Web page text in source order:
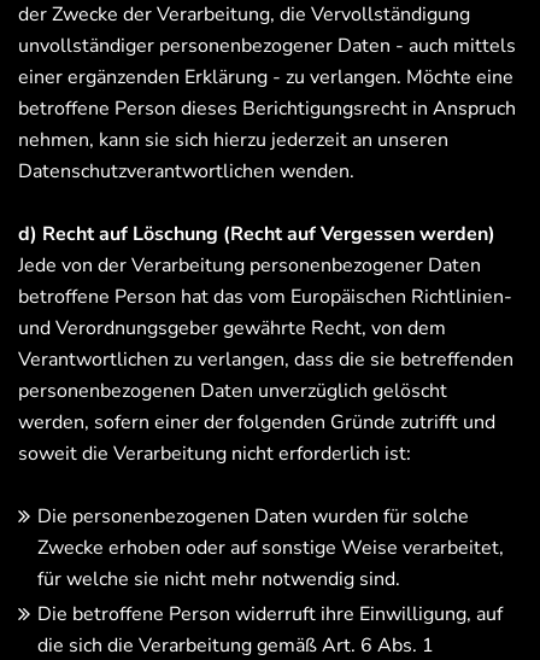
der Zwecke der Verarbeitung, die Vervollständigung
unvollständiger personenbezogener Daten - auch mittels
einer ergänzenden Erklärung - zu verlangen. Möchte eine
betroffene Person dieses Berichtigungsrecht in Anspruch
nehmen, kann sie sich hierzu jederzeit an unseren
Datenschutzverantwortlichen wenden.
d) Recht auf Löschung (Recht auf Vergessen werden)
Jede von der Verarbeitung personenbezogener Daten
betroffene Person hat das vom Europäischen Richtlinien-
und Verordnungsgeber gewährte Recht, von dem
Verantwortlichen zu verlangen, dass die sie betreffenden
personenbezogenen Daten unverzüglich gelöscht
werden, sofern einer der folgenden Gründe zutrifft und
soweit die Verarbeitung nicht erforderlich ist:
Die personenbezogenen Daten wurden für solche
Zwecke erhoben oder auf sonstige Weise verarbeitet,
für welche sie nicht mehr notwendig sind.
Die betroffene Person widerruft ihre Einwilligung, auf
die sich die Verarbeitung gemäß Art. 6 Abs. 1